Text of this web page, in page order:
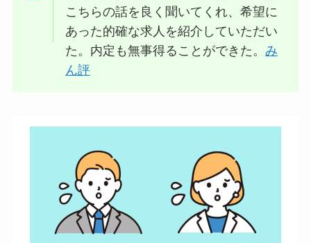
こちらの話を良く聞いてくれ、希望に
あった的確な求人を紹介していただい
た。内定も無事得ることができた。み
ん評